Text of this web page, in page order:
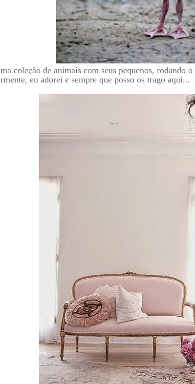
coleção de animais com seus pequenos, rodando
eu adorei e sempre que posso os trago aqui...